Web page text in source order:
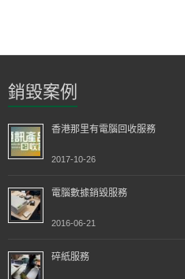
銷毀案例
香港那里有電腦回收服務
2017-10-26
電腦數據銷毀服務
2016-06-21
碎紙服務